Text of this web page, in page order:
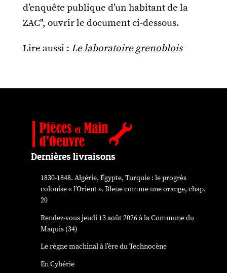
d’enquête publique d’un habitant de la
ZAC", ouvrir le document ci-dessous.
Lire aussi : Le laboratoire grenoblois
Dernières livraisons
1830-1848. Algérie, Égypte, Turquie : le progrès
colonise « l’Orient ». Bleue comme une orange, chap.
20
Rendez-vous jeudi 13 août 2026 à la Commune du
Maquis (34)
Le règne machinal à l’ère du Technocène
En Cybérie